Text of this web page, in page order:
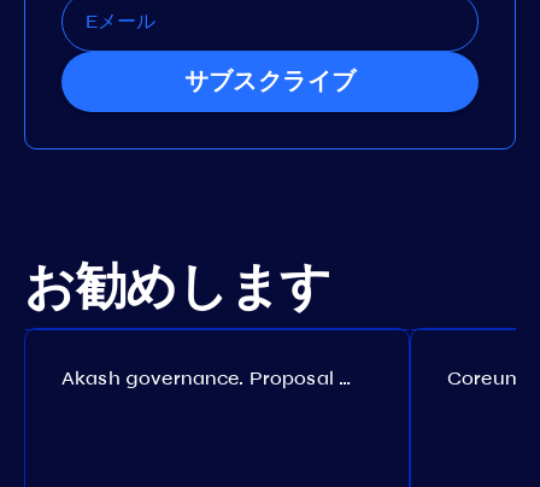
サブスクライブ
お勧めします
Akash governance. Proposal №308